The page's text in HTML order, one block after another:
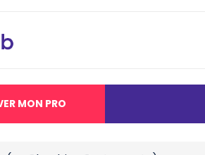
MON PRO